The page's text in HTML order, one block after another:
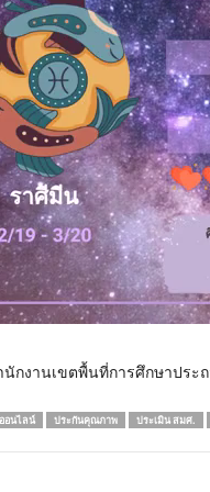
กงานเขตพื้นที่การศึกษาประ
อนไลน์ ประกันคุณภาพ ประเมิน สมศ.